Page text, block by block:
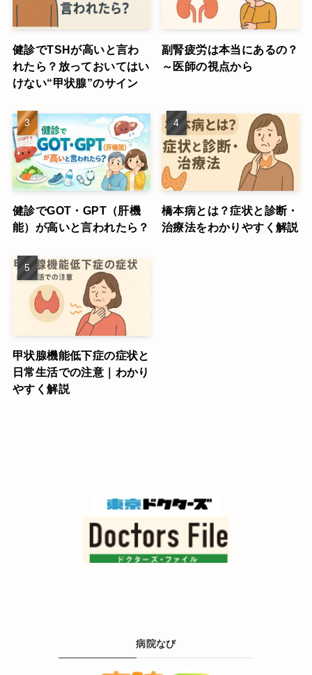
健診でTSHが高いと言わ
れたら？放っておいてはい
けない“甲状腺”のサイン
副腎疲労は本当にあるの？
～医師の視点から
健診でGOT・GPT（肝機
能）が高いと言われたら？
橋本病とは？症状と診断・
治療法をわかりやすく解説
甲状腺機能低下症の症状と
日常生活での注意｜わかり
やすく解説
病院なび